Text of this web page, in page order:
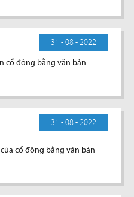
31 - 08 - 2022
cổ đông bằng văn bản
31 - 08 - 2022
của cổ đông bằng văn bản